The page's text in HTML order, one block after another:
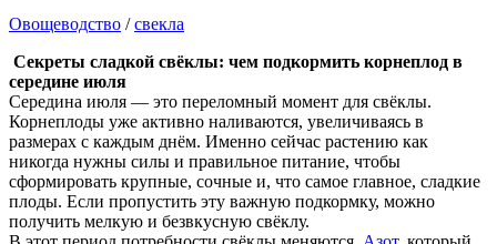
Овощеводство /свекла
Секреты сладкой свёклы: чем подкормить корнеплод в
середине июля
Середина июля — это переломный момент для свёклы.
Корнеплоды уже активно наливаются, увеличиваясь в
размерах с каждым днём. Именно сейчас растению как
никогда нужны силы и правильное питание, чтобы
сформировать крупные, сочные и, что самое главное, сладкие
плоды. Если пропустить эту важную подкормку, можно
получить мелкую и безвкусную свёклу.